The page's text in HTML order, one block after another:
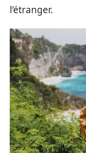
l’étranger.